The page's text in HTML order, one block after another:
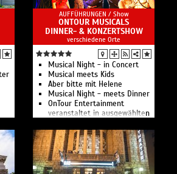
AUFFÜHRUNGEN / Show
ONTOUR MUSICALS
DINNER- & KONZERTSHOW
verschiedene Orte
Musical Night - in Concert
Musical meets Kids
Aber bitte mit Helene
Musical Night - meets Dinner
OnTour Entertainment
veranstaltet in ausgewählten
unvergessliche Musical und
Schlager Dinner Shows in der
Region Leipzig.